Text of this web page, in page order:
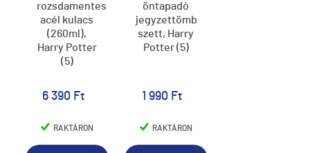
rozsdamentes
acél kulacs
(260ml),
Harry Potter
(5)
6 390 Ft
RAKTÁRON
öntapadó
jegyzettömb
szett, Harry
Potter (5)
1 990 Ft
RAKTÁRON